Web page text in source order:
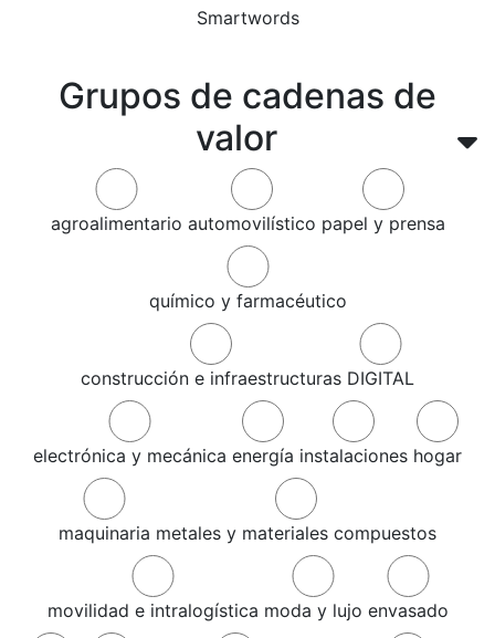
Grupos de cadenas de
valor
agroalimentario automovilístico papel y prensa
químico y farmacéutico
construcción e infraestructuras DIGITAL
electrónica y mecánica energía instalaciones hogar
maquinaria metales y materiales compuestos
movilidad e intralogística moda y lujo envasado
Smartwords